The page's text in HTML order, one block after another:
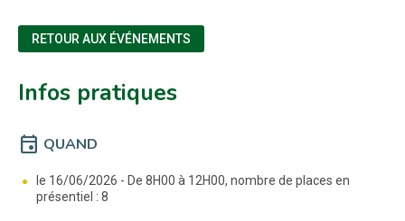
RETOUR AUX ÉVÉNEMENTS
Infos pratiques
event QUAND
le 16/06/2026 - De 8H00 à 12H00, nombre de places en
présentiel : 8